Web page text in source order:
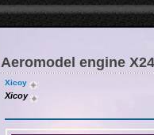
Aeromodel engine
Xicoy
Xicoy